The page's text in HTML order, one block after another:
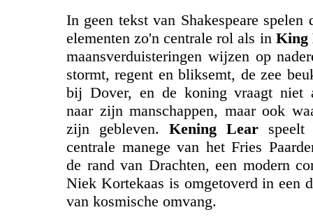
In geen tekst van Shakespeare spelen
elementen zo'n centrale rol als in King
maansverduisteringen wijzen op
stormt, regent en bliksemt, de zee
bij Dover, en de koning vraagt niet
naar zijn manschappen, maar ook
zijn gebleven. Kening Learspeelt
centrale manege van het Fries
de rand van Drachten, een modern
Niek Kortekaas is omgetoverd in een
van kosmische omvang.